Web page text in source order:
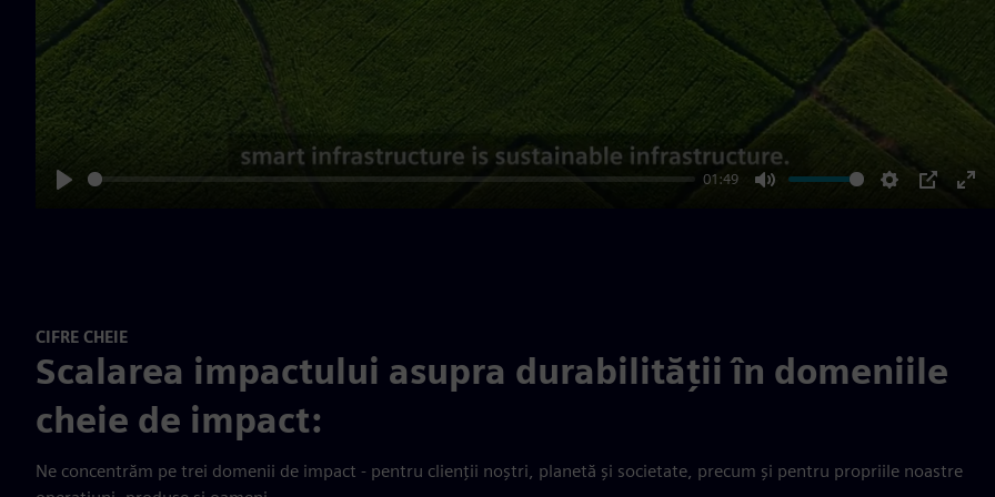
01:49
CIFRE CHEIE
Scalarea impactului asupra durabilității în domeniile
cheie de impact:
Ne concentrăm pe trei domenii de impact - pentru clienții noștri, planetă și societate, precum și pentru propriile noastre